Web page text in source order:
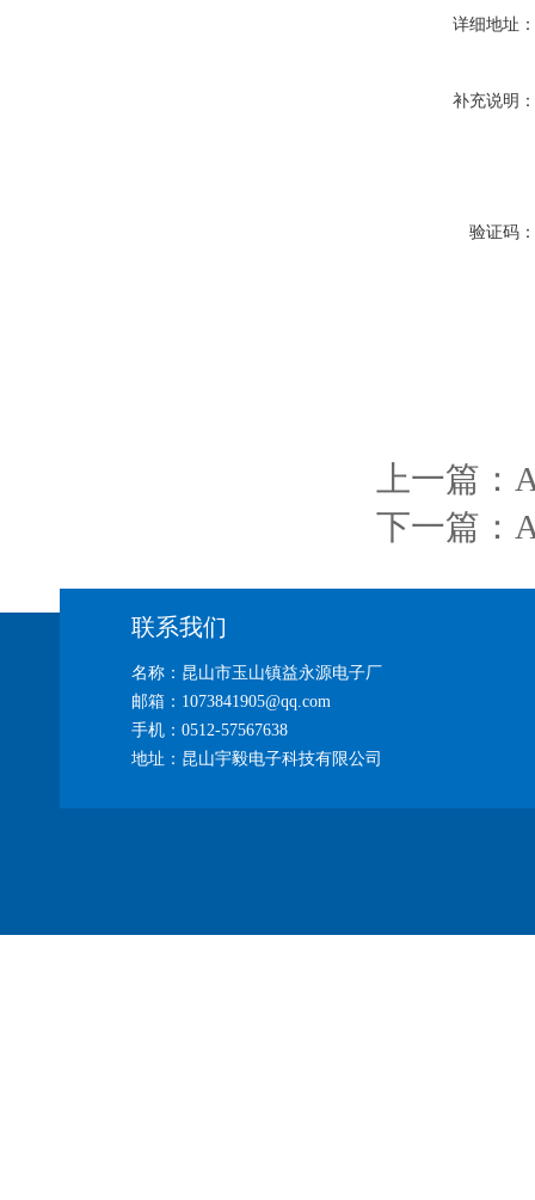
详细地址：
补充说明：
验证码：
上一篇：
下一篇：
联系我们
名称：昆山市玉山镇益永源电子厂
邮箱：1073841905@qq.com
手机：0512-57567638
地址：昆山宇毅电子科技有限公司